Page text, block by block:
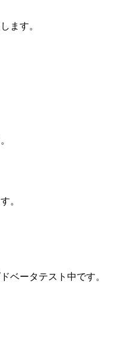
ます。
。
ベータテスト中です。